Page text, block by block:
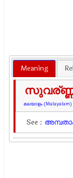
Meaning
സുവര്ണ്ണ
മലയാളം (Malayalam)
See :